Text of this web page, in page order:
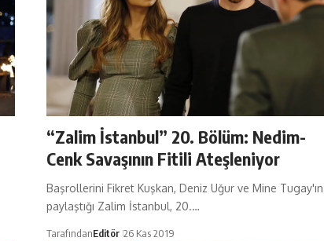
“Zalim İstanbul” 20. Bölüm: Nedim-
Cenk Savaşının Fitili Ateşleniyor
Başrollerini Fikret Kuşkan, Deniz Uğur ve Mine Tugay'ın
paylaştığı Zalim İstanbul, 20.…
TarafındanEditör 26 Kas 2019